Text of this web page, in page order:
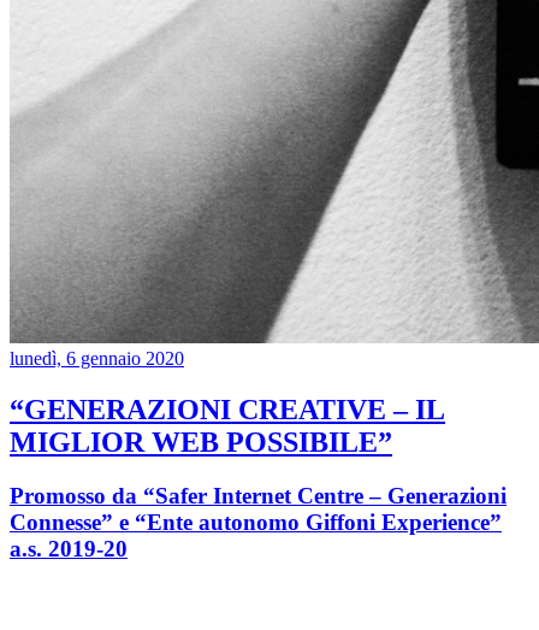
lunedì, 6 gennaio 2020
“GENERAZIONI CREATIVE – IL
MIGLIOR WEB POSSIBILE”
Promosso da “Safer Internet Centre – Generazioni
Connesse” e “Ente autonomo Giffoni Experience”
a.s. 2019-20